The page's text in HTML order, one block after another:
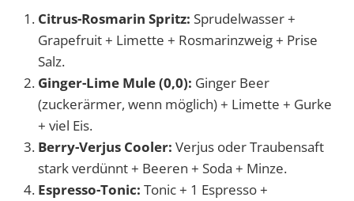
Citrus-Rosmarin Spritz: Sprudelwasser +
Grapefruit + Limette + Rosmarinzweig + Prise
Salz.
Ginger-Lime Mule (0,0): Ginger Beer
(zuckerärmer, wenn möglich) + Limette + Gurke
+ viel Eis.
Berry-Verjus Cooler: Verjus oder Traubensaft
stark verdünnt + Beeren + Soda + Minze.
Espresso-Tonic: Tonic + 1 Espresso +